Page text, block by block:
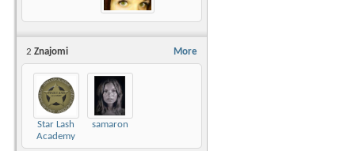
More
2 Znajomi
Star Lash
Academy
samaron